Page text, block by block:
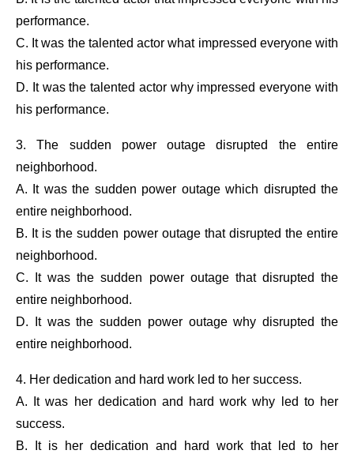
performance.
C. It was the talented actor what impressed everyone with
his performance.
D. It was the talented actor why impressed everyone with
his performance.
3. The sudden power outage disrupted the entire
neighborhood.
A. It was the sudden power outage which disrupted the
entire neighborhood.
B. It is the sudden power outage that disrupted the entire
neighborhood.
C. It was the sudden power outage that disrupted the
entire neighborhood.
D. It was the sudden power outage why disrupted the
entire neighborhood.
4. Her dedication and hard work led to her success.
A. It was her dedication and hard work why led to her
success.
B. It is her dedication and hard work that led to her